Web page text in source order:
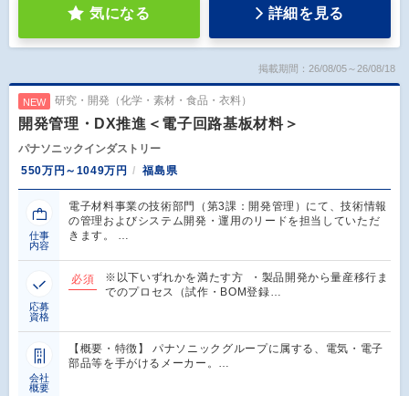
気になる 詳細を見る
掲載期間：26/08/05～26/08/18
NEW 研究・開発（化学・素材・食品・衣料）
開発管理・DX推進＜電子回路基板材料＞
パナソニックインダストリー
550万円～1049万円
福島県
仕事
内容
電子材料事業の技術部門（第3課：開発管理）にて、技術情報
の管理およびシステム開発・運用のリードを担当していただ
きます。 …
応募
資格
必須
※以下いずれかを満たす方 ・製品開発から量産移行ま
でのプロセス（試作・BOM登録…
会社
概要
【概要・特徴】 パナソニックグループに属する、電気・電子
部品等を手がけるメーカー。…